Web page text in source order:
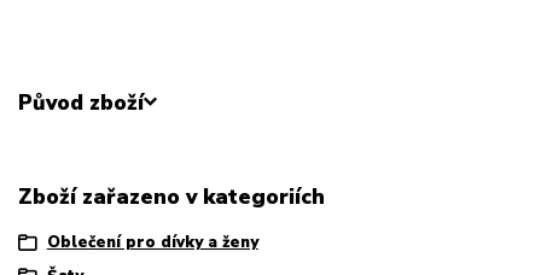
Původ zboží
Zboží zařazeno v kategoriích
Oblečení pro dívky a ženy